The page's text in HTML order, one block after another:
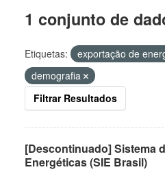
1 conjunto de
Etiquetas: exportação de
demografia
Filtrar Resultados
[Descontinuado] Sistema
Energéticas (SIE Brasil)